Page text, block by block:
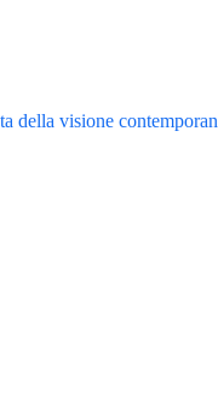
visione